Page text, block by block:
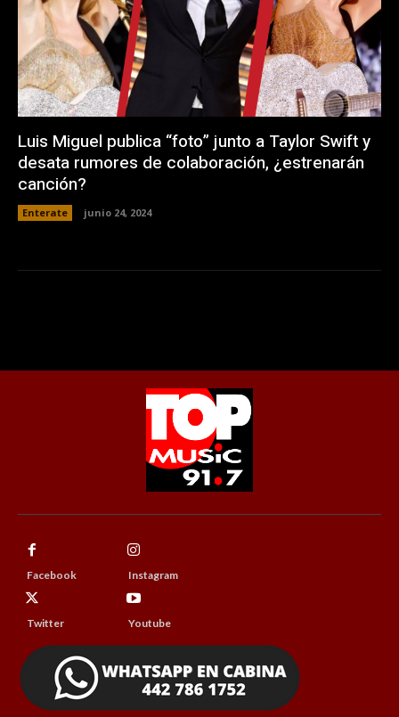
Luis Miguel publica “foto” junto a Taylor Swift y
desata rumores de colaboración, ¿estrenarán
canción?
Enterate junio 24, 2024
Facebook Instagram
Twitter Youtube